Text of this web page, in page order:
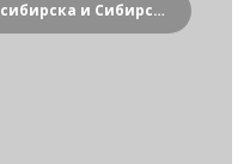
Криминальные новости Новосибирска и Сибирского региона